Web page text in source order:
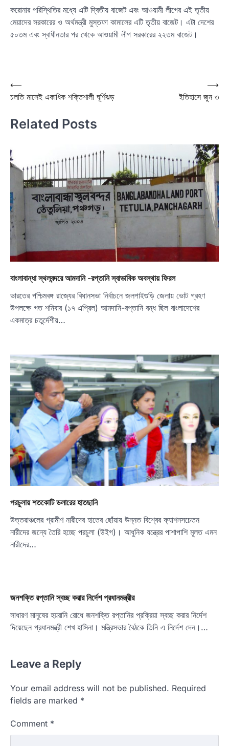
করোনার পরিস্থিতির মধ্যে এটি দ্বিতীয় বাজেট এবং আওয়ামী লীগের এই তৃতীয়
মেয়াদের সরকারের ও অর্থমন্ত্রী মুস্তফা কামালের এটি তৃতীয় বাজেট। এটা দেশের
৫০তম এবং স্বাধীনতার পর থেকে আওয়ামী লীগ সরকারের ২২তম বাজেট।
Post
navigation
⟵
চলতি মাসেই একাধিক শক্তিশালী ঘূর্ণিঝড়
ইতিহাসে জুন ৩
⟶
Related Posts
বাংলাবান্ধা স্থলবন্দরে আমদানি -রপ্তানি স্বাভাবিক অবস্থায় ফিরল
ভারতের পশ্চিমবঙ্গ রাজ্যের বিধানসভা নির্বাচনে জলপাইগুড়ি জেলায় ভোট গ্রহণ
উপলক্ষে গত শনিবার (১৭ এপ্রিল) আমদানি-রপ্তানি বন্ধ ছিল বাংলাদেশের
একমাত্র চতুর্দেশীয়…
পরচুলায় শতকোটি ডলারের হাতছানি
উত্তরাঞ্চলের গ্রামীণ নারীদের হাতের ছোঁয়ায় উন্নত বিশ্বের ফ্যাশনসচেতন
নারীদের জন্যে তৈরি হচ্ছে পরচুলা (উইগ)। আধুনিক যন্ত্রের পাশাপাশি মূলত এমন
নারীদের…
জনশক্তি রপ্তানি স্বচ্ছ করার নির্দেশ প্রধানমন্ত্রীর
সাধারণ মানুষের হয়রানি রোধে জনশক্তি রপ্তানির প্রক্রিয়া স্বচ্ছ করার নির্দেশ
দিয়েছেন প্রধানমন্ত্রী শেখ হাসিনা। মন্ত্রিসভার বৈঠকে তিনি এ নির্দেশ দেন।…
Leave a Reply
Your email address will not be published. Required
fields are marked *
Comment *